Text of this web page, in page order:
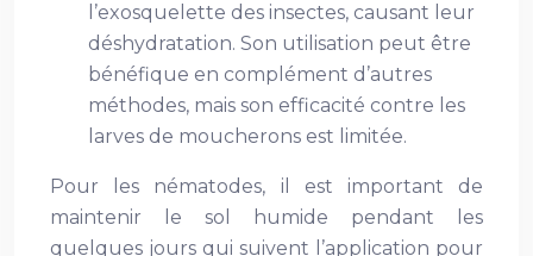
l’exosquelette des insectes, causant leur
déshydratation. Son utilisation peut être
bénéfique en complément d’autres
méthodes, mais son efficacité contre les
larves de moucherons est limitée.
Pour les nématodes, il est important de
maintenir le sol humide pendant les
quelques jours qui suivent l’application pour